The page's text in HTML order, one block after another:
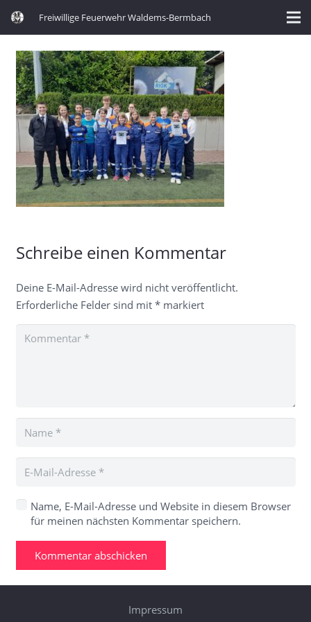
Freiwillige Feuerwehr Waldems-Bermbach
Schreibe einen Kommentar
Deine E-Mail-Adresse wird nicht veröffentlicht.
Erforderliche Felder sind mit *markiert
Name, E-Mail-Adresse und Website in diesem Browser
für meinen nächsten Kommentar speichern.
Kommentar abschicken
Impressum